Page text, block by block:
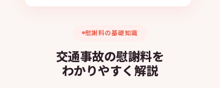
慰謝料の基礎知識
交通事故の慰謝料を
わかりやすく解説